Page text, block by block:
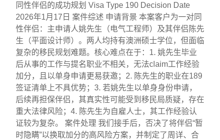
同性伴侣的成功规划 Visa Type 190 Decision Date
2026年1月17日 案件综述 申请背景 本案客户为一对同
性伴侣：主申请人姚先生（电气工程师）及其伴侣陈先
生（平面设计师）。两人均持有澳洲硕士学位，但面临
复杂的移民规划难题。核心难点在于：1. 姚先生毕业
后从事的工作与提名职业不相关，无法claim工作经验
加分，且以单身申请更易获邀；2. 陈先生的职业在189
签证清单上不具优势；3. 若姚先生以单身身份申请，
后续再担保伴侣，其真实性可能受到移民局质疑，存在
重大法律风险；4. 陈先生为自雇人士，其工作经验认
证较为复杂。 案件处理 我们接手后，否决了将伴侣“暂
时隐瞒”以换取加分的高风险方案，并制定了周详、合